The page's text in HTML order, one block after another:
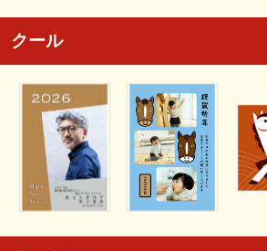
クール